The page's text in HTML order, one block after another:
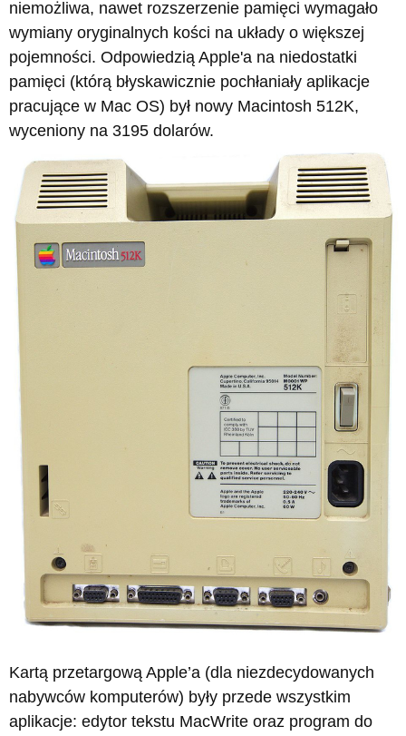
niemożliwa, nawet rozszerzenie pamięci wymagało
wymiany oryginalnych kości na układy o większej
pojemności. Odpowiedzią Apple'a na niedostatki
pamięci (którą błyskawicznie pochłaniały aplikacje
pracujące w Mac OS) był nowy Macintosh 512K,
wyceniony na 3195 dolarów.
Kartą przetargową Apple’a (dla niezdecydowanych
nabywców komputerów) były przede wszystkim
aplikacje: edytor tekstu MacWrite oraz program do